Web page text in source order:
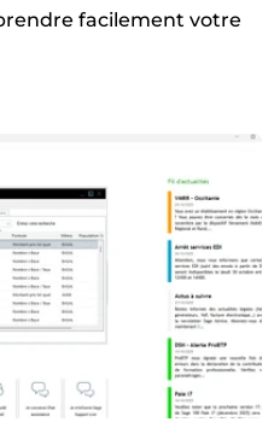
facilement votre